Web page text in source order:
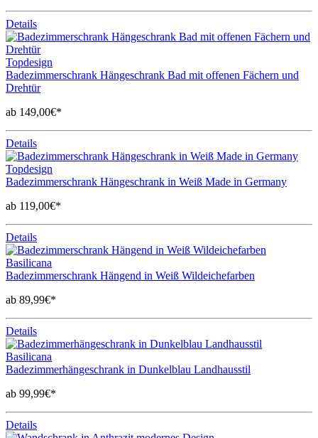
Details
Topdesign
Badezimmerschrank Hängeschrank Bad mit offenen Fächern und
Drehtür
ab 149,00€*
Details
Topdesign
Badezimmerschrank Hängeschrank in Weiß Made in Germany
ab 119,00€*
Details
Basilicana
Badezimmerschrank Hängend in Weiß Wildeichefarben
ab 89,99€*
Details
Basilicana
Badezimmerhängeschrank in Dunkelblau Landhausstil
ab 99,99€*
Details